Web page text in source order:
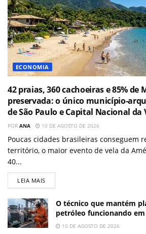
ECONOMIA
42 praias, 360 cachoeiras e 85%
preservada: o único município-
de São Paulo e Capital Nacional da
POR ANA 10 DE AGOSTO DE 2026
Poucas cidades brasileiras conseguem
território, o maior evento de vela da
40...
LEIA MAIS
O técnico que mantém
petróleo funcionando
10 DE AGOSTO DE 2026